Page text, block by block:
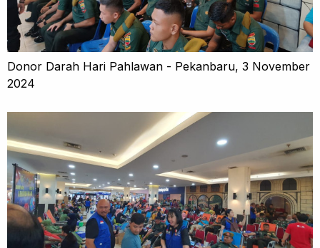
Donor Darah Hari Pahlawan - Pekanbaru, 3 November
2024